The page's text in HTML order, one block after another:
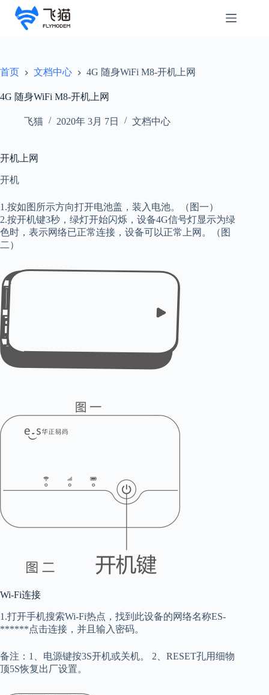
首页 文档中心 4G 随身WiFi M8-开机上网
4G 随身WiFi M8-开机上网
飞猫 2020年 3月 7日 文档中心
开机上网
开机
1.按如图所示方向打开电池盖，装入电池。（图一）
2.按开机键3秒，绿灯开始闪烁，设备4G信号灯显示为绿
色时，表示网络已正常连接，设备可以正常上网。（图
二）
Wi-Fi连接
1.打开手机搜索Wi-Fi热点，找到此设备的网络名称ES-
******点击连接，并且输入密码。
备注：1、电源键按3S开机或关机。 2、RESET孔用细物
顶5S恢复出厂设置。